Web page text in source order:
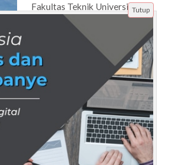
Fakultas Teknik Universitas
Brawijaya, Mana yang Paling
Jejak Asep, dari Bangku Kuliah
Merajut Karir Gemilang di
Tutup